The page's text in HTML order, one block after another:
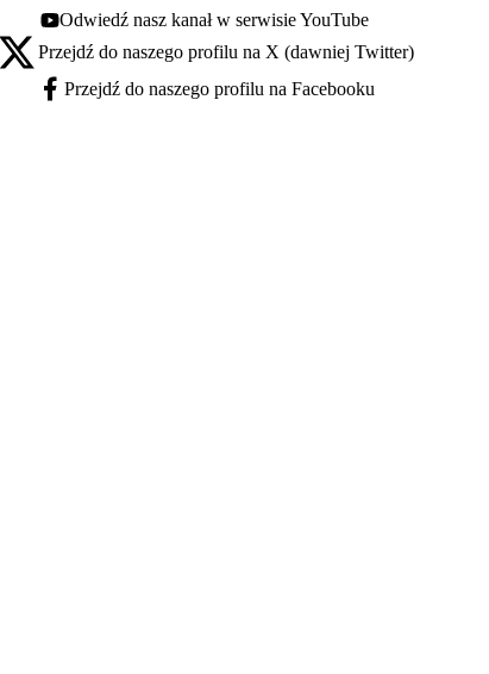
Youtube - otwiera się w nowej karcie
Odwiedź nasz kanał w serwisie YouTube
X - otwiera się w nowej karcie
Przejdź do naszego profilu na X (dawniej Twitter)
Facebook - otwiera się w nowej karcie
Przejdź do naszego profilu na Facebooku